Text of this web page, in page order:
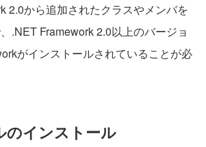
2.0から追加されたクラスやメンバを
.NET Framework 2.0以上のバージョ
がインストールされていることが必
のインストール